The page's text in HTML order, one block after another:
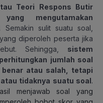
Teori Respons Butir
mengutamakan
. Semakin sulit suatu soal,
diperoleh peserta jika
Sehingga, sistem
jumlah soal
atau salah, tetapi
tidaknya suatu soal.
menjawab soal yang